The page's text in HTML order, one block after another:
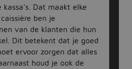
Dat maakt elke
ben je
van de klanten die hun
Dit betekent dat je goed
ervoor zorgen dat alles
houd je ook de